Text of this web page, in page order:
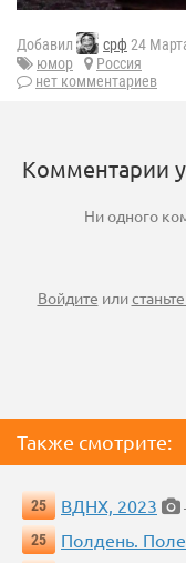
Добавил срф 24
юмор
Россия
нет комментариев
Комментарии
Ни одного
Войдите или
Также смотрите:
25 ВДНХ, 2023
25
Полдень.